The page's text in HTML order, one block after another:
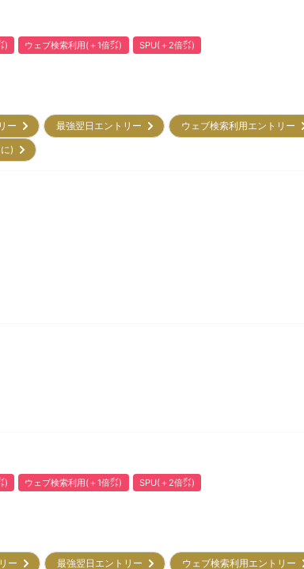
) ウェブ検索利用(＋1倍㌽) SPU(＋2倍㌽)
リー 最強翌日エントリー ウェブ検索利用エントリー
に)
) ウェブ検索利用(＋1倍㌽) SPU(＋2倍㌽)
リー 最強翌日エントリー ウェブ検索利用エントリー